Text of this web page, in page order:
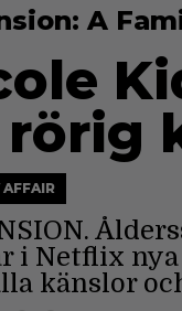
A
AFFAIR
i Netflix nya
känslor